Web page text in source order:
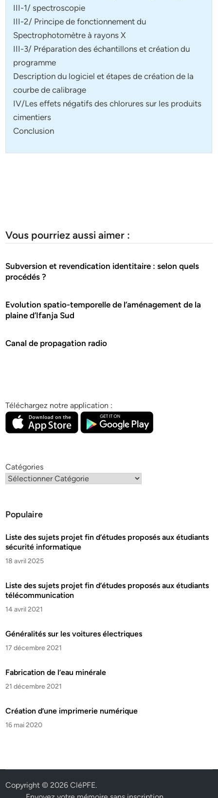
III-1/ spectroscopie
III-2/ Principe de fonctionnement du
Spectrophotomètre à rayons X
III-3/ Préparation des échantillons et création du
programme
Description du logiciel et étapes de création de la
courbe de calibrage
IV/Les effets négatifs des chlorures sur les produits
cimentiers
Conclusion
Vous pourriez aussi aimer :
Subversion et revendication identitaire : selon quels
procédés ?
Evolution spatio-temporelle de l’aménagement de la
plaine d’Ifanja Sud
Canal de propagation radio
Téléchargez notre application :
Catégories
Populaire
Liste des sujets projet fin d’études proposés aux étudiants
sécurité informatique
18 avril 2025
Liste des sujets projet fin d’études proposés aux étudiants
télécommunication
14 avril 2021
Généralités sur les voitures électriques
17 décembre 2021
Fabrication de l’eau minérale
21 décembre 2021
Création d’une imprimerie numérique
16 mai 2020
Copyright © 2026CléPFE.